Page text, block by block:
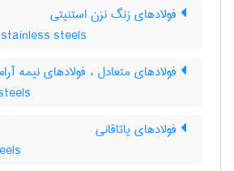
فولادهای زنگ نزن استنیتی
steels
فولادهای متعادل ، فولادهای نیمه
فولادهای یاتاقانی